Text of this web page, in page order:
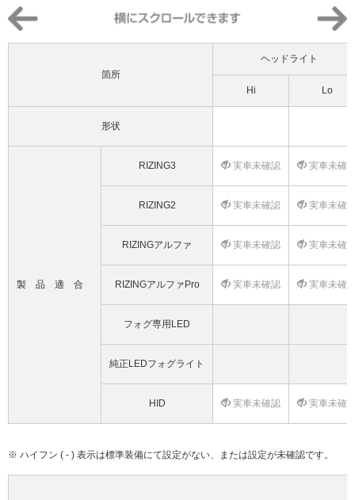
箇所
ヘッドライト
Hi Lo
形状
製品適合
RIZING3 実車未確認 実車未確
RIZING2 実車未確認 実車未確
RIZINGアルファ 実車未確認 実車未確
RIZINGアルファPro 実車未確認 実車未確
フォグ専用LED
純正LEDフォグライト
HID 実車未確認 実車未確
※ ハイフン ( - ) 表示は標準装備にて設定がない、または設定が未確認です。